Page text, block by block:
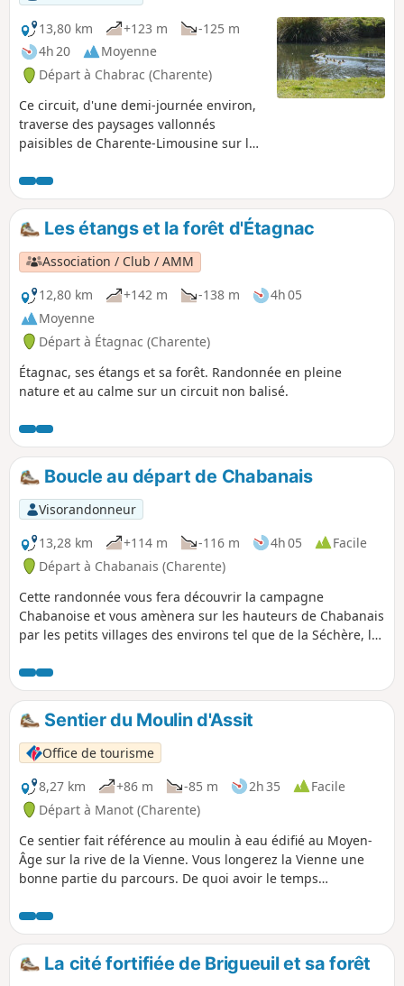
13,80 km
+123 m
-125 m
4h 20
Moyenne
Départ à Chabrac (Charente)
Ce circuit, d'une demi-journée environ,
traverse des paysages vallonnés
paisibles de Charente-Limousine sur la
Hameaux, prés et fermes typiques avec
petits élevages de vaches limousines,
bois, étangs et vues dégagées sur les
hauteurs de la commune font le charme
de cette promenade bucolique sur des
routes et sentiers peu empruntés.
Possibilité de réduire de moitié environ
en coupant entre La Malicherie et La
Gouie et en ne faisant que la boucle Est
ou Ouest.
Les étangs et la forêt d'Étagnac
Association / Club / AMM
12,80 km
+142 m -138 m
4h 05
Moyenne
Départ à Étagnac (Charente)
Étagnac, ses étangs et sa forêt. Randonnée en pleine
nature et au calme sur un circuit non balisé.
Boucle au départ de Chabanais
Visorandonneur
13,28 km
+114 m -116 m 4h 05
Facile
Départ à Chabanais (Charente)
Cette randonnée vous fera découvrir la campagne
Chabanoise et vous amènera sur les hauteurs de Chabanais
par les petits villages des environs tel que de la Séchère, la
et plateau qui vous feront découvrir les beaux paysages de
Charente Limousine.
Sentier du Moulin d'Assit
Office de tourisme
8,27 km
+86 m -85 m 2h 35
Facile
Départ à Manot (Charente)
Ce sentier fait référence au moulin à eau édifié au Moyen-
Âge sur la rive de la Vienne. Vous longerez la Vienne une
bonne partie du parcours. De quoi avoir le temps
parfois vous voyez des touristes en canoë-kayak c'est tout à
fait normal ! En effet, la Vienne est mise à profit pour des
activités nautiques.
La cité fortifiée de Brigueuil et sa forêt